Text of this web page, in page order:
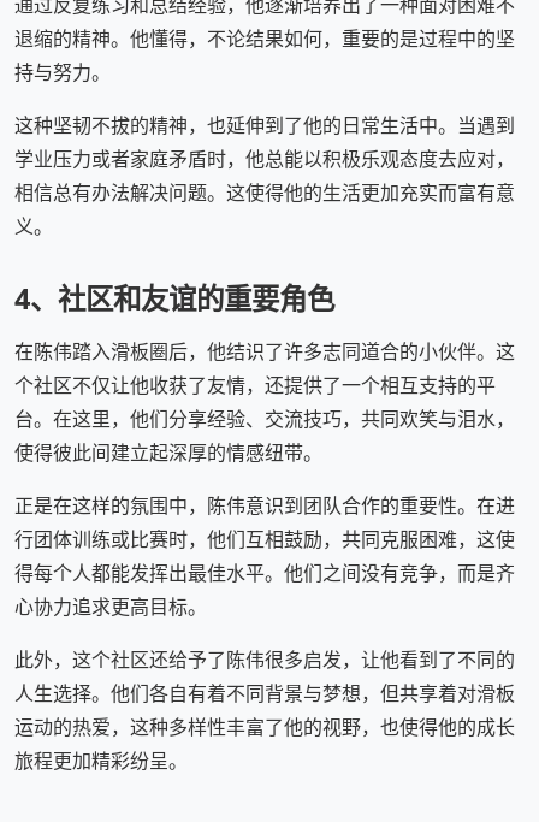
通过反复练习和总结经验，他逐渐培养出了一种面对困难不
退缩的精神。他懂得，不论结果如何，重要的是过程中的坚
持与努力。
这种坚韧不拔的精神，也延伸到了他的日常生活中。当遇到
学业压力或者家庭矛盾时，他总能以积极乐观态度去应对，
相信总有办法解决问题。这使得他的生活更加充实而富有意
义。
4、社区和友谊的重要角色
在陈伟踏入滑板圈后，他结识了许多志同道合的小伙伴。这
个社区不仅让他收获了友情，还提供了一个相互支持的平
台。在这里，他们分享经验、交流技巧，共同欢笑与泪水，
使得彼此间建立起深厚的情感纽带。
正是在这样的氛围中，陈伟意识到团队合作的重要性。在进
行团体训练或比赛时，他们互相鼓励，共同克服困难，这使
得每个人都能发挥出最佳水平。他们之间没有竞争，而是齐
心协力追求更高目标。
此外，这个社区还给予了陈伟很多启发，让他看到了不同的
人生选择。他们各自有着不同背景与梦想，但共享着对滑板
运动的热爱，这种多样性丰富了他的视野，也使得他的成长
旅程更加精彩纷呈。